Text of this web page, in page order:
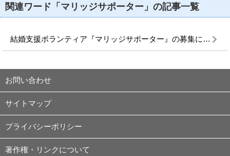
関連ワード「マリッジサポーター」の記事一覧
結婚支援ボランティア『マリッジサポーター』の募集について
お問い合わせ
サイトマップ
プライバシーポリシー
著作権・リンクについて